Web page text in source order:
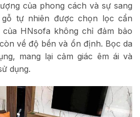
của phong cách và sự sang
tự nhiên được chọn lọc cẩn
HNsofa không chỉ đảm bảo
về độ bền và ổn định. Bọc da
mang lại cảm giác êm ái và
dụng.